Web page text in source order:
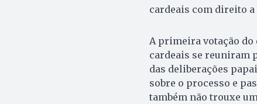
cardeais com direito
A primeira votação do
cardeais se reuniram
das deliberações
sobre o processo e
também não trouxe